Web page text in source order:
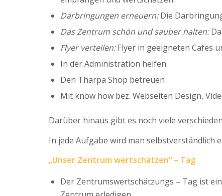
Darbringungen erneuern:Die
Das Zentrum schön und sauber halten:
Flyer verteilen:Flyer in geeigneten Cafes
In der Administration helfen
Den Tharpa Shop betreuen
Mit know how bez. Webseiten Design,
Darüber hinaus gibt es noch viele
In jede Aufgabe wird man selbstverständlich
„Unser Zentrum wertschätzen“ – Tag
Der Zentrumswertschätzungs – Tag ist